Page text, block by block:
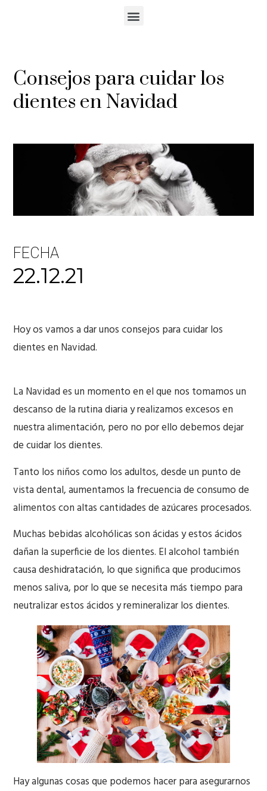
Consejos para cuidar los
dientes en Navidad
FECHA
22.12.21
Hoy os vamos a dar unos consejos para cuidar los
dientes en Navidad.
La Navidad es un momento en el que nos tomamos un
descanso de la rutina diaria y realizamos excesos en
nuestra alimentación, pero no por ello debemos dejar
de cuidar los dientes.
Tanto los niños como los adultos, desde un punto de
vista dental, aumentamos la frecuencia de consumo de
alimentos con altas cantidades de azúcares procesados.
Muchas bebidas alcohólicas son ácidas y estos ácidos
dañan la superficie de los dientes. El alcohol también
causa deshidratación, lo que significa que producimos
menos saliva, por lo que se necesita más tiempo para
neutralizar estos ácidos y remineralizar los dientes.
Hay algunas cosas que podemos hacer para asegurarnos